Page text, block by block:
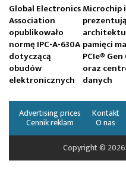
Global Electronics
Association
opublikowało
normę IPC-A-630A
dotyczącą
obudów
elektronicznych
Microchip
prezentują
pamięci
PCIe®
oraz
danych
Cennik reklam
Advertising prices Kontakt
O nas
Copyright ©